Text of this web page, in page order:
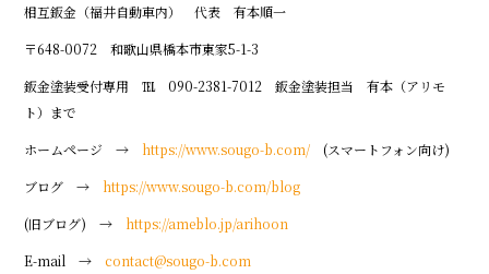
相互鈑金（福井自動車内） 代表 有本順一
〒648-0072 和歌山県橋本市東家5-1-3
鈑金塗装受付専用 ℡ 090-2381-7012 鈑金塗装担当 有本（アリモ
ト）まで
ホームページ → https://www.sougo-b.com/ (スマートフォン向け)
ブログ → https://www.sougo-b.com/blog
(旧ブログ) → https://ameblo.jp/arihoon
E-mail →contact@sougo-b.com